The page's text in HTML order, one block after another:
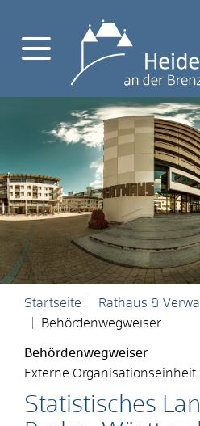
Startseite Rathaus &
Behördenwegweiser
Behördenwegweiser
Externe Organisationseinheit
Statistisches